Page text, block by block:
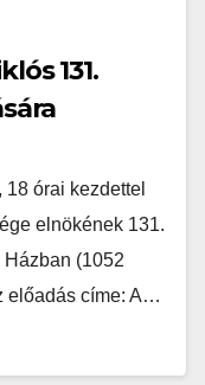
131.
órai kezdettel
elnökének 131.
(1052
előadás címe: A…